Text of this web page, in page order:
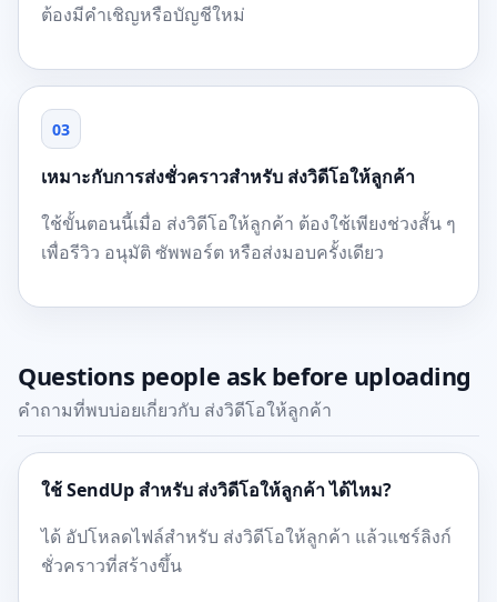
ต้องมีคำเชิญหรือบัญชีใหม่
03
เหมาะกับการส่งชั่วคราวสำหรับ ส่งวิดีโอให้ลูกค้า
ใช้ขั้นตอนนี้เมื่อ ส่งวิดีโอให้ลูกค้า ต้องใช้เพียงช่วงสั้น ๆ
เพื่อรีวิว อนุมัติ ซัพพอร์ต หรือส่งมอบครั้งเดียว
Questions people ask before uploading
คำถามที่พบบ่อยเกี่ยวกับ ส่งวิดีโอให้ลูกค้า
ใช้ SendUp สำหรับ ส่งวิดีโอให้ลูกค้า ได้ไหม?
ได้ อัปโหลดไฟล์สำหรับ ส่งวิดีโอให้ลูกค้า แล้วแชร์ลิงก์
ชั่วคราวที่สร้างขึ้น